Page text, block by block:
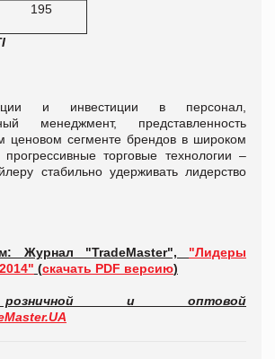
195
и инвестиции в персонал,
менеджмент, представленность
ценовом сегменте брендов в широком
торговые технологии –
стабильно удерживать лидерство
Журнал "TradeMaster", "Лидеры
(скачать PDF версию)
и оптовой